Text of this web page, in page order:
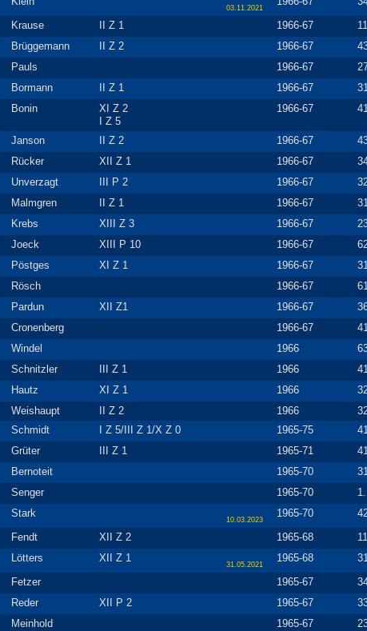
03.11.2021
Krause II Z 1 1966-67
Brüggemann II Z 2 1966-67
Pauls 1966-67
Bormann II Z 1 1966-67
Bonin
XI Z 2
I Z 5
1966-67
Janson II Z 2 1966-67
Rücker XII Z 1 1966-67
Unverzagt III P 2 1966-67
Malmgren II Z 1 1966-67
Krebs XIII Z 3 1966-67
Joeck XIII P 10 1966-67
Pöstges XI Z 1 1966-67
Rösch 1966-67
Pardun XII Z1 1966-67
Cronenberg 1966-67
Windel 1966
Schnitzler III Z 1 1966
Hautz XI Z 1 1966
Weishaupt II Z 2 1966
Schmidt I Z 5/III Z 1/X Z 0 1965-75
Grüter III Z 1 1965-71
Bernoteit 1965-70
Senger 1965-70
Stark
10.03.2023
1965-70
Fendt XII Z 2 1965-68
Lötters XII Z 1
31.05.2021
1965-68
Fetzer 1965-67
Reder XII P 2 1965-67
Meinhold 1965-67